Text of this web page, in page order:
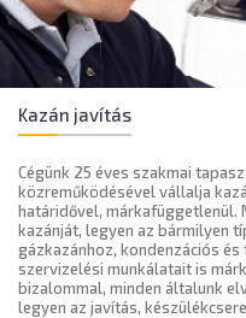
Kazán javítás
Cégünk 25 éves szakmai
közreműködésével vállalja
határidővel, márkafüggetlenül.
kazánját, legyen az bármilyen
gázkazánhoz, kondenzációs
szervizelési munkálatait is
bizalommal, minden általunk
legyen az javítás,